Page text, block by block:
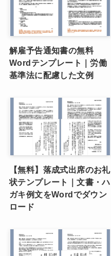
解雇予告通知書の無料
Wordテンプレート｜労働
基準法に配慮した文例
【無料】落成式出席のお礼
状テンプレート｜文書・ハ
ガキ例文をWordでダウン
ロード